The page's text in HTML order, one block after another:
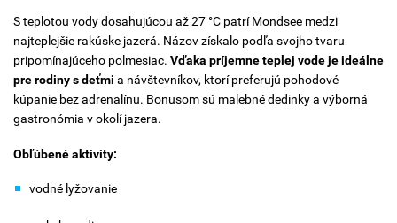
S teplotou vody dosahujúcou až 27 °C patrí Mondsee medzi
najteplejšie rakúske jazerá. Názov získalo podľa svojho tvaru
pripomínajúceho polmesiac. Vďaka príjemne teplej vode je ideálne
pre rodiny s deťmi a návštevníkov, ktorí preferujú pohodové
kúpanie bez adrenalínu. Bonusom sú malebné dedinky a výborná
gastronómia v okolí jazera.
Obľúbené aktivity:
vodné lyžovanie